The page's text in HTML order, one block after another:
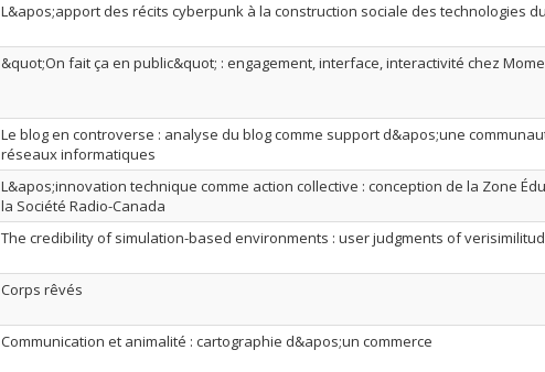
L&apos;apport des récits cyberpunk à la construction sociale des technologies
&quot;On fait ça en public&quot; : engagement, interface, interactivité chez
Le blog en controverse : analyse du blog comme support d&apos;une
réseaux informatiques
L&apos;innovation technique comme action collective : conception de la Zone
la Société Radio-Canada
The credibility of simulation-based environments : user judgments of
Corps rêvés
Communication et animalité : cartographie d&apos;un commerce